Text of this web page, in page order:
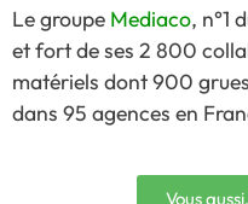
Le groupe Mediaco, n°1
et fort de ses 2 800
matériels dont 900
dans 95 agences en
Vous